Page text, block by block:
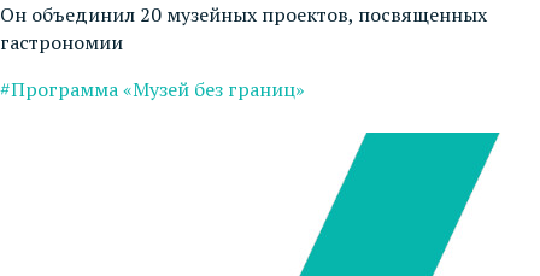
Он объединил 20 музейных проектов, посвященных
гастрономии
#Программа «Музей без границ»